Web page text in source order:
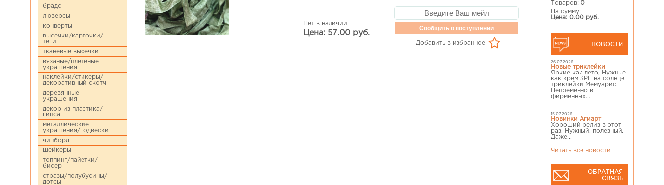
брадс
люверсы
конверты
высечки/карточки/
теги
тканевые высечки
вязаные/плетёные
украшения
наклейки/стикеры/
декоративный скотч
деревянные
украшения
декор из пластика/
гипса
металлические
украшения/подвески
чипборд
шейкеры
топпинг/пайетки/
бисер
стразы/полубусины/
дотсы
Товаров: 0
На сумму:
Цена: 0.00 руб.
НОВОСТИ
26.07.2026
Новые триклейки
Яркие как лето, Нужные
как крем SPF на солнце
триклейки Мемуарис.
Непременно в
фирменных...
15.07.2026
Новинки Агиарт
Хороший релиз в этот
раз. Нужный, полезный.
Даже...
Читать все новости
ОБРАТНАЯ
СВЯЗЬ
Нет в наличии
Цена: 57.00 руб.
Сообщить о поступлении
Добавить в избранное